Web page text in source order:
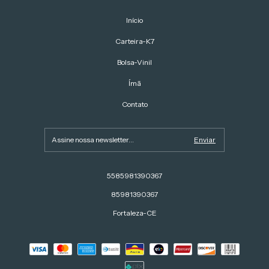
Início
Carteira-K7
Bolsa-Vinil
Ímã
Contato
5585981390367
85981390367
Fortaleza-CE